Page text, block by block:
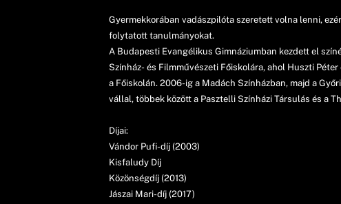
Gyermekkorában vadászpilóta szeretett volna lenni,
folytatott tanulmányokat.
A Budapesti Evangélikus Gimnáziumban kezdett el
Színház- és Filmművészeti Főiskolára, ahol Huszti
a Főiskolán. 2006-ig a Madách Színházban, majd a
vállal, többek között a Pasztelli Színházi Társulás és a
Díjai:
Vándor Pufi-díj (2003)
Kisfaludy Díj
Közönségdíj (2013)
Jászai Mari-díj (2017)